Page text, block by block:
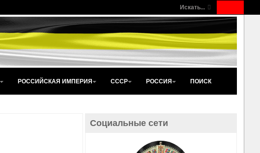
Искать...
РОССИЙСКАЯ ИМПЕРИЯ СССР РОССИЯ ПОИСК
Социальные сети